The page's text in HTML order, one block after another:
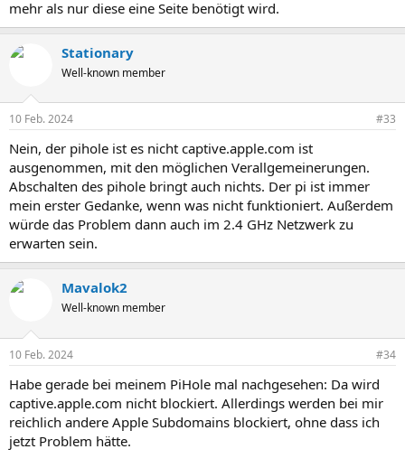
mehr als nur diese eine Seite benötigt wird.
Stationary
Well-known member
10 Feb. 2024 #33
Nein, der pihole ist es nicht captive.apple.com ist
ausgenommen, mit den möglichen Verallgemeinerungen.
Abschalten des pihole bringt auch nichts. Der pi ist immer
mein erster Gedanke, wenn was nicht funktioniert. Außerdem
würde das Problem dann auch im 2.4 GHz Netzwerk zu
erwarten sein.
Mavalok2
Well-known member
10 Feb. 2024 #34
Habe gerade bei meinem PiHole mal nachgesehen: Da wird
captive.apple.com nicht blockiert. Allerdings werden bei mir
reichlich andere Apple Subdomains blockiert, ohne dass ich
jetzt Problem hätte.